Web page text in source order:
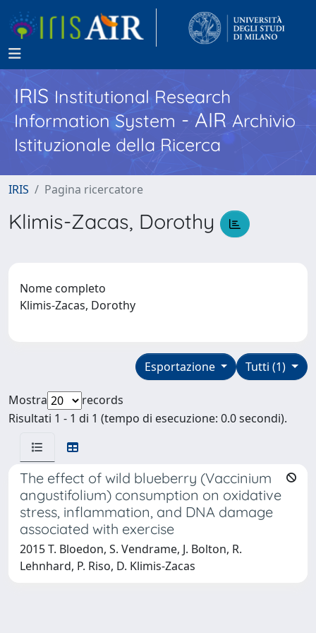
IRISInstitutional Research
Information System - AIR Archivio
Istituzionale della Ricerca
IRIS Pagina ricercatore
Klimis-Zacas, Dorothy
Nome completo
Klimis-Zacas, Dorothy
Tutti (1)
Esportazione
Mostra
records
Risultati 1 - 1 di 1 (tempo di esecuzione: 0.0 secondi).
The effect of wild blueberry (Vaccinium
angustifolium) consumption on oxidative
stress, inflammation, and DNA damage
associated with exercise
2015 T. Bloedon, S. Vendrame, J. Bolton, R.
Lehnhard, P. Riso, D. Klimis-Zacas